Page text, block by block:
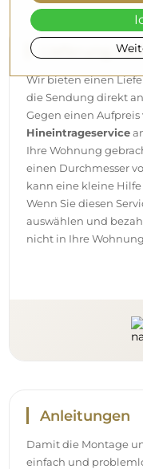
Lieferung
Wir bieten einen
die Sendung direkt
Gegen einen
Hineintrageservice
Ihre Wohnung
einen Durchmesser
kann eine kleine Hilfe
Wenn Sie diesen
auswählen und
nicht in Ihre
Anleitungen
Damit die Montage
einfach und